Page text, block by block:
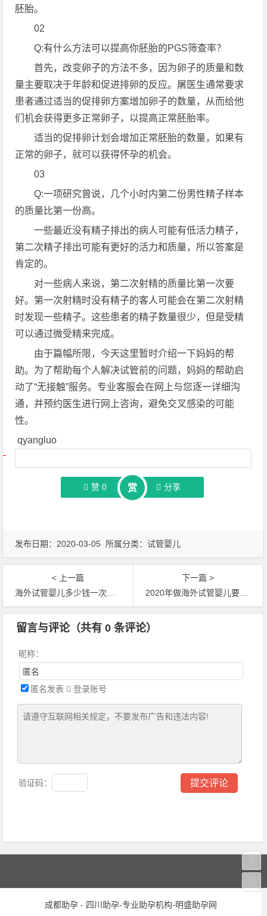
胚胎。
02
Q:有什么方法可以提高你胚胎的PGS筛查率？
首先，改变卵子的方法不多，因为卵子的质量和数
量主要取决于年龄和促进排卵的反应。屠医生通常要求
患者通过适当的促排卵方案增加卵子的数量，从而给他
们机会获得更多正常卵子，以提高正常胚胎率。
适当的促排卵计划会增加正常胚胎的数量，如果有
正常的卵子，就可以获得怀孕的机会。
03
Q:一项研究曾说，几个小时内第二份男性精子样本
的质量比第一份高。
一些最近没有精子排出的病人可能有低活力精子，
第二次精子排出可能有更好的活力和质量，所以答案是
肯定的。
对一些病人来说，第二次射精的质量比第一次要
好。第一次射精时没有精子的客人可能会在第二次射精
时发现一些精子。这些患者的精子数量很少，但是受精
可以通过微受精来完成。
由于篇幅所限，今天这里暂时介绍一下妈妈的帮
助。为了帮助每个人解决试管前的问题，妈妈的帮助启
动了“无接触”服务。专业客服会在网上与您逐一详细沟
通，并预约医生进行网上咨询，避免交叉感染的可能
性。
qyangluo
文章导航
赞0 赏 分享
发布日期：2020-03-05 所属分类：试管婴儿
< 上一篇
海外试管婴儿多少钱一次？需要多长时间？
下一篇 >
2020年做海外试管婴儿要多少钱？
文章导航
留言与评论（共有0 条评论）
昵称：
匿名发表 登录账号
验证码：
成都助孕 - 四川助孕-专业助孕机构-明盛助孕网